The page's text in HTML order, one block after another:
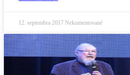
12. septembra 2017 Nekomentované